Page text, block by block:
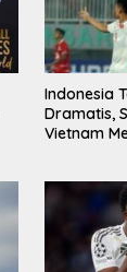
Indonesia
Dramatis,
Vietnam